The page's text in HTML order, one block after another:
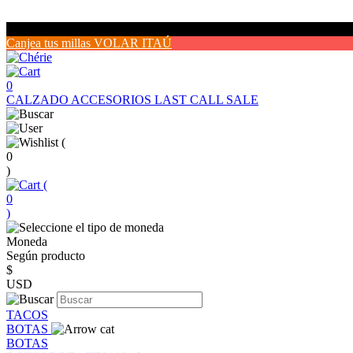
Canjea tus millas VOLAR ITAÚ
0
CALZADO ACCESORIOS LAST CALL SALE
(
0
)
(
0
)
Moneda
Según producto
$
USD
TACOS
BOTAS
BOTAS